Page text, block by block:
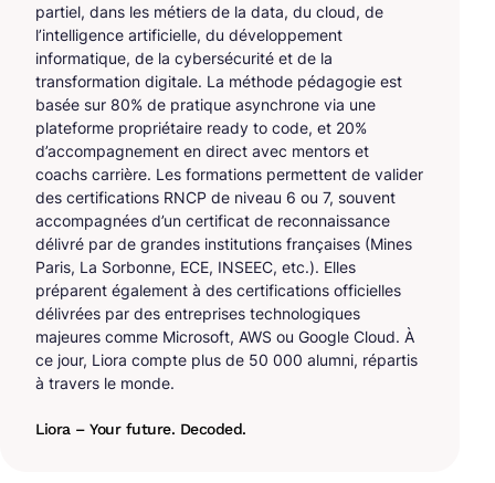
partiel, dans les métiers de la data, du cloud, de
l’intelligence artificielle, du développement
informatique, de la cybersécurité et de la
transformation digitale. La méthode pédagogie est
basée sur 80% de pratique asynchrone via une
plateforme propriétaire ready to code, et 20%
d’accompagnement en direct avec mentors et
coachs carrière. Les formations permettent de valider
des certifications RNCP de niveau 6 ou 7, souvent
accompagnées d’un certificat de reconnaissance
délivré par de grandes institutions françaises (Mines
Paris, La Sorbonne, ECE, INSEEC, etc.). Elles
préparent également à des certifications officielles
délivrées par des entreprises technologiques
majeures comme Microsoft, AWS ou Google Cloud. À
ce jour, Liora compte plus de 50 000 alumni, répartis
à travers le monde.
Liora – Your future. Decoded.